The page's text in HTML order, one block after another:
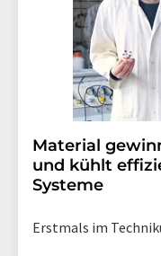
Material
und kühlt
Systeme
Erstmals im